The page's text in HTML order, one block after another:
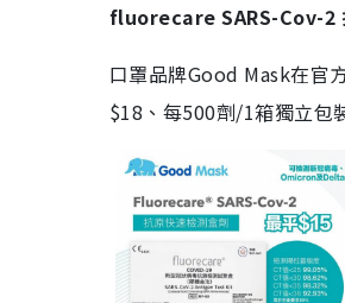
fluorecare SARS-Cov-2
口罩品牌Good Mask在官
$18、每500劑/1箱獨立包